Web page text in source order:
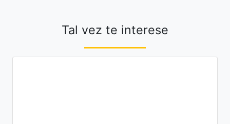
Tal vez te interese